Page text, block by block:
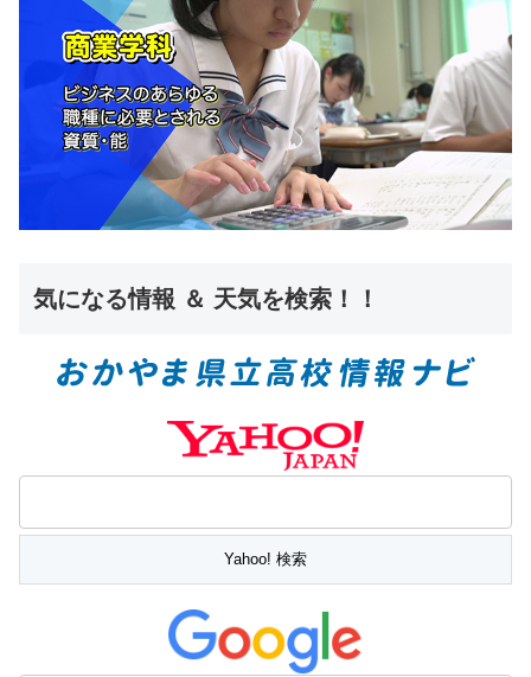
気になる情報 ＆ 天気を検索！！